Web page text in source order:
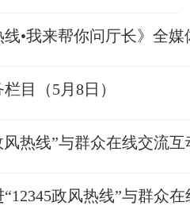
•我来帮你问厅长》全媒
目（5月8日）
风热线”与群众在线交流互
政风热线”与群众